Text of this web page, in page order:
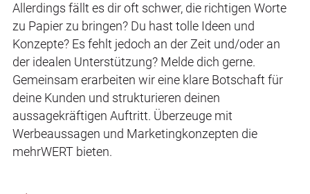
Allerdings fällt es dir oft schwer, die richtigen Worte
zu Papier zu bringen? Du hast tolle Ideen und
Konzepte? Es fehlt jedoch an der Zeit und/oder an
der idealen Unterstützung? Melde dich gerne.
Gemeinsam erarbeiten wir eine klare Botschaft für
deine Kunden und strukturieren deinen
aussagekräftigen Auftritt. Überzeuge mit
Werbeaussagen und Marketingkonzepten die
mehrWERT bieten.